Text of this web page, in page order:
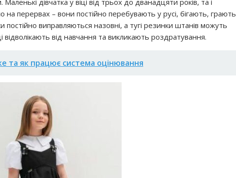
дівчатка у віці від трьох до дванадцяти років, та і
перервах – вони постійно перебувають у русі, бігають, грають
виправляються назовні, а тугі резинки штанів можуть
відволікають від навчання та викликають роздратування.
та як працює система оцінювання